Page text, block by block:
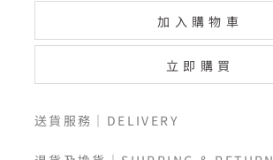
加入購物車
立即購買
送貨服務｜DELIVERY